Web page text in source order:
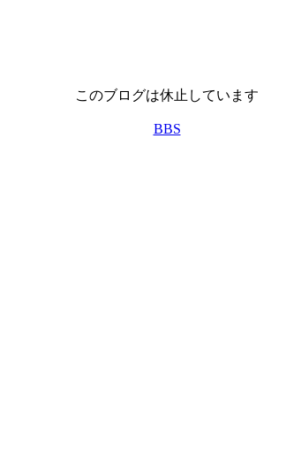
このブログは休止しています
BBS